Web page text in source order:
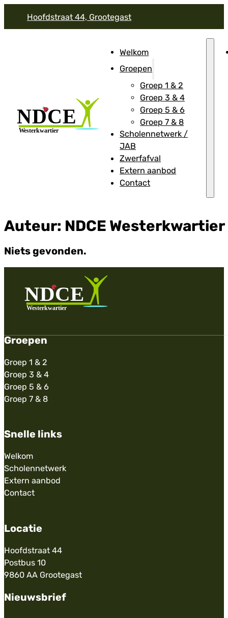
Hoofdstraat 44, Grootegast
Welkom
Groepen
Groep 1 & 2
Groep 3 & 4
Groep 5 & 6
Groep 7 & 8
Scholennetwerk /
JAB
Zwerfafval
Extern aanbod
Contact
Auteur: NDCE Westerkwartier
Niets gevonden.
Groepen
Groep 1 & 2
Groep 3 & 4
Groep 5 & 6
Groep 7 & 8
Snelle links
Welkom
Scholennetwerk
Extern aanbod
Contact
Locatie
Hoofdstraat 44
Postbus 10
9860 AA Grootegast
Nieuwsbrief